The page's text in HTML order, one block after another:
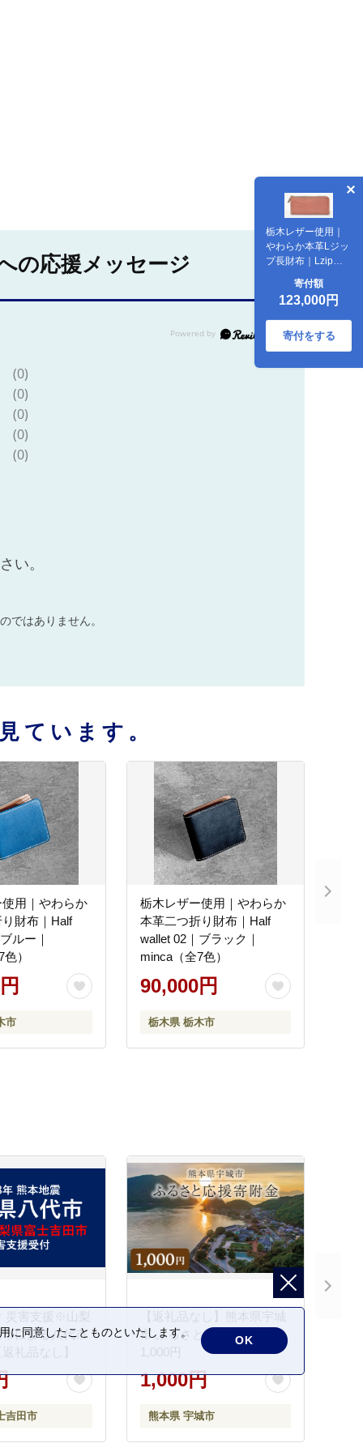
栃木レザー使用｜
やわらか本革Lジッ
プ長財布｜Lzip
wallet 02｜チョコ
｜minca（全7色）
寄付額
123,000円
寄付をする
の応援メッセージ
(0)
(0)
(0)
(0)
(0)
い。
ではありません。
ています。
用｜やわらか
財布｜Half
ルー｜
）
市
栃木レザー使用｜やわらか
本革二つ折り財布｜Half
wallet 02｜ブラック｜
minca（全7色）
90,000円
栃木県 栃木市
災害支援※山梨
による八代市
礼品なし】
吉田市
【返礼品なし】熊本県宇城
市 ふるさと応援寄附金
1,000円
1,000円
熊本県 宇城市
同意したことものといたします。
OK